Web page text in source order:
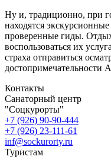
Ну и, традиционно, при
находятся
проверенные гиды.
воспользоваться их
страха отправиться
достопримечательности
Контакты
Санаторный центр
"Соцкурорты"
+7 (926) 90-90-444
+7 (926) 23-111-61
inf@sockurorty.ru
Туристам